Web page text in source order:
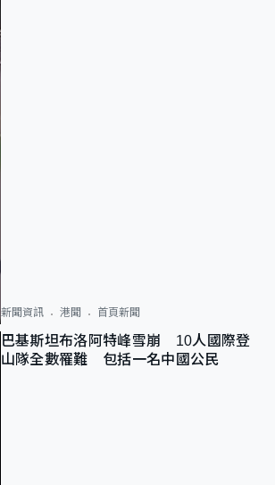
新聞資訊 港聞 首頁新聞
巴基斯坦布洛阿特峰雪崩 10人國際登
山隊全數罹難 包括一名中國公民